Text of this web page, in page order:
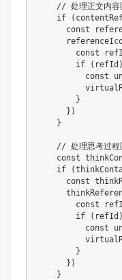
// 处理正文内容
if
(
const
const
if
( refId )
const
}
} )
}
// 处理思考过程
const
if
(
const
const
if
( refId )
const
}
} )
}